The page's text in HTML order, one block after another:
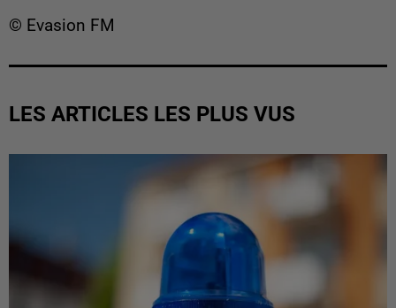
© Evasion FM
LES ARTICLES LES PLUS VUS